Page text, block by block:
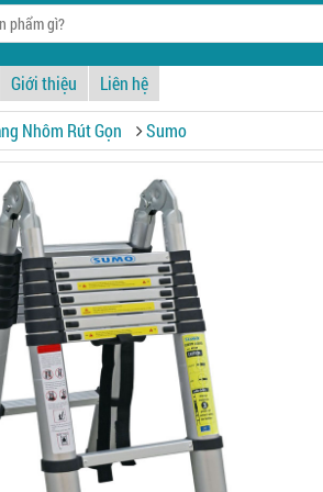
Giới thiệu Liên hệ
Nhôm Rút Gọn Sumo